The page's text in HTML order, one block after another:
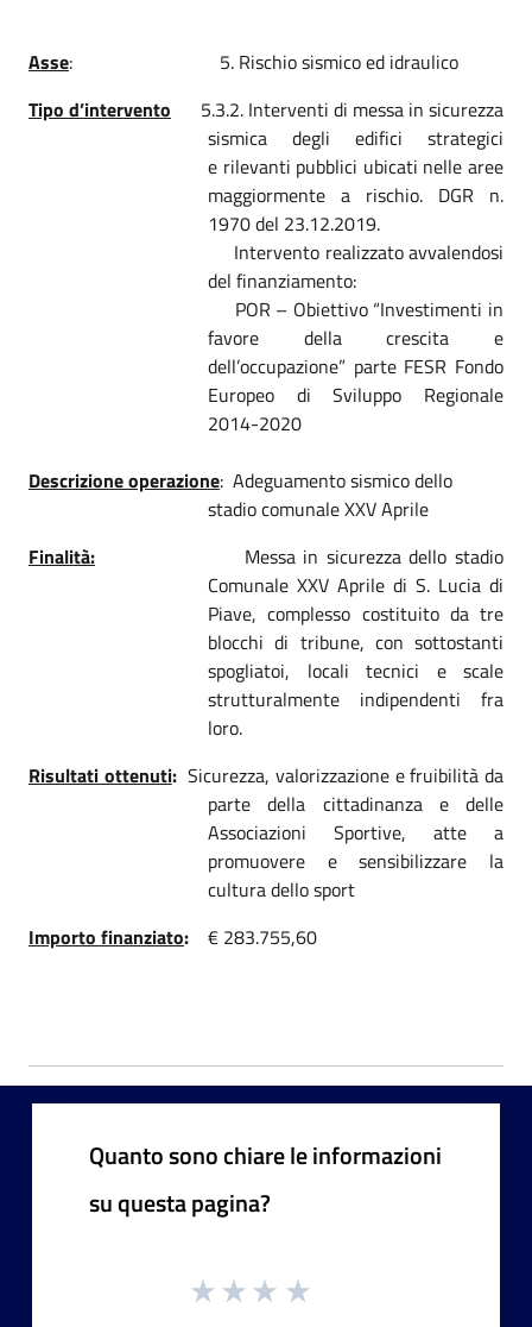
Asse:
5. Rischio sismico ed idraulico
Tipo d’intervento
5.3.2. Interventi di messa in sicurezza
sismica degli edifici strategici
e rilevanti pubblici ubicati nelle aree
maggiormente a rischio. DGR n.
1970 del 23.12.2019.
Intervento realizzato avvalendosi
del finanziamento:
POR – Obiettivo “Investimenti in
favore della crescita e
dell’occupazione” parte FESR Fondo
Europeo di Sviluppo Regionale
2014-2020
Descrizione operazione: Adeguamento sismico dello
stadio comunale XXV Aprile
Finalità:
Messa in sicurezza dello stadio
Comunale XXV Aprile di S. Lucia di
Piave, complesso costituito da tre
blocchi di tribune, con sottostanti
spogliatoi, locali tecnici e scale
strutturalmente indipendenti fra
loro.
Risultati ottenuti: Sicurezza, valorizzazione e fruibilità da
parte della cittadinanza e delle
Associazioni Sportive, atte a
promuovere e sensibilizzare la
cultura dello sport
Importo finanziato: € 283.755,60
Quanto sono chiare le informazioni
su questa pagina?